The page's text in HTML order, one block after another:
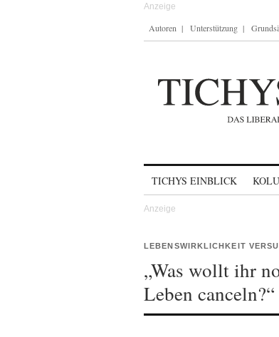
Autoren Unterstützung
TICHYS EINBLICK
LEBENSWIRKLICHKEIT
„Was wollt ihr
Leben canceln?“